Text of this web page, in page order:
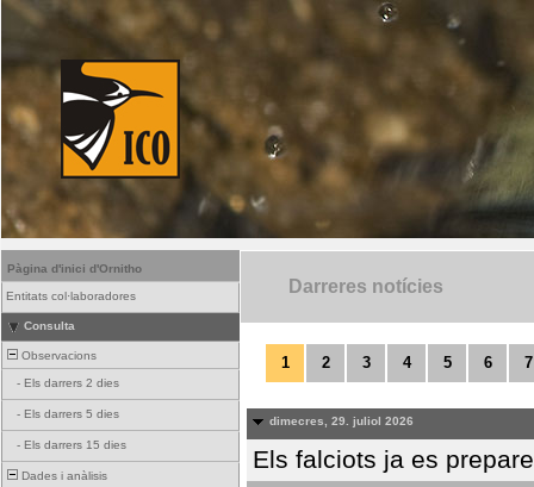
Pàgina d'inici d'Ornitho
Entitats col·laboradores
Consulta
Observacions
- Els darrers 2 dies
- Els darrers 5 dies
- Els darrers 15 dies
Dades i anàlisis
Darreres notícies
1 2 3 4 5 6 7
dimecres, 29. juliol 2026
Els falciots ja es